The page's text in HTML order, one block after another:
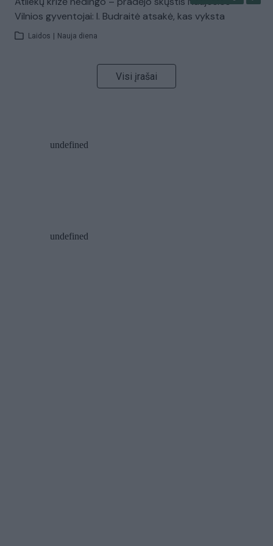
Vilnios gyventojai: I. Budraitė atsakė, kas vyksta
Laidos Nauja diena
Visi įrašai